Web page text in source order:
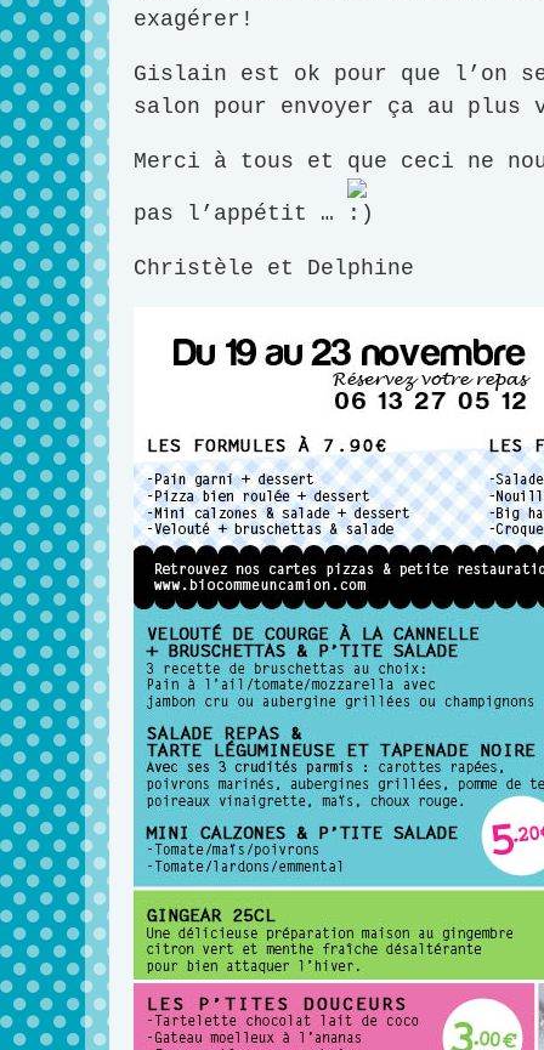
exagérer!
Gislain est ok pour que l’on
salon pour envoyer ça au
Merci à tous et que ceci ne
pas l’appétit …
Christèle et Delphine